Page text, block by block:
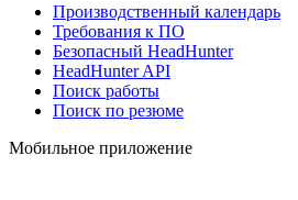
Производственный календарь
Требования к ПО
Безопасный HeadHunter
HeadHunter API
Поиск работы
Поиск по резюме
Мобильное приложение